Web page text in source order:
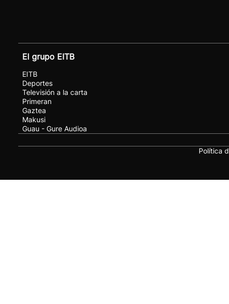
El grupo EITB
EITB
Deportes
Televisión a la carta
Primeran
Gaztea
Makusi
Guau - Gure Audioa
Política